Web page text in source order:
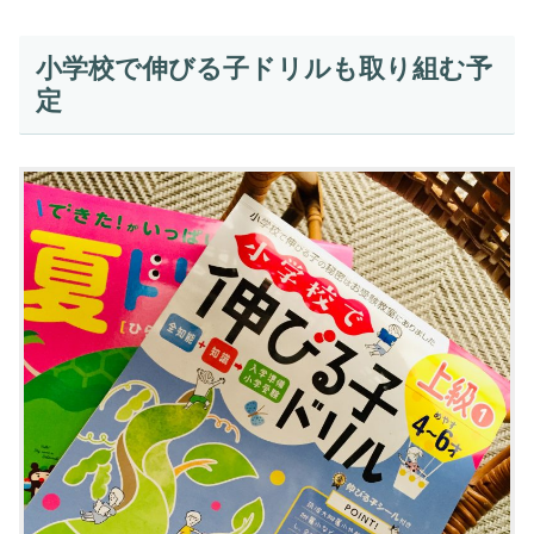
小学校で伸びる子ドリルも取り組む予
定